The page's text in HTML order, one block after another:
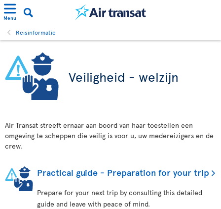
Menu
Reisinformatie
Veiligheid - welzijn
Air Transat streeft ernaar aan boord van haar toestellen een
omgeving te scheppen die veilig is voor u, uw medereizigers en de
crew.
Practical guide - Preparation for your trip
Prepare for your next trip by consulting this detailed
guide and leave with peace of mind.